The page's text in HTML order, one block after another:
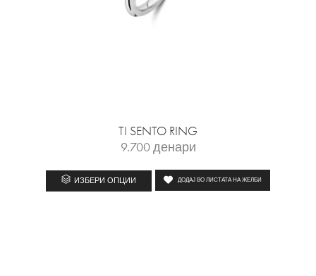
TI SENTO RING
9.700денари
ИЗБЕРИ ОПЦИИ ДОДАЈ ВО ЛИСТАТА НА ЖЕЛБИ